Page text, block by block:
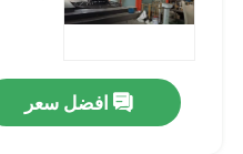
افضل سعر